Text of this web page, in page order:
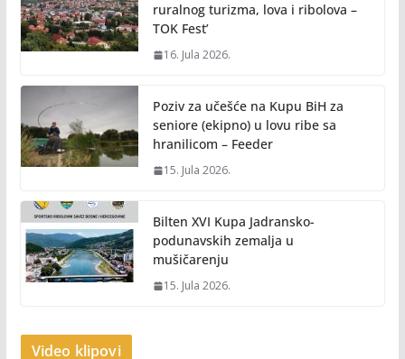
ruralnog turizma, lova i ribolova –
TOK Fest’
16. Jula 2026.
Poziv za učešće na Kupu BiH za
seniore (ekipno) u lovu ribe sa
hranilicom – Feeder
15. Jula 2026.
Bilten XVI Kupa Jadransko-
podunavskih zemalja u
mušičarenju
15. Jula 2026.
Video klipovi